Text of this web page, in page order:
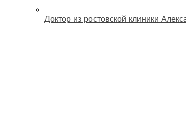
Доктор из ростовской клиники